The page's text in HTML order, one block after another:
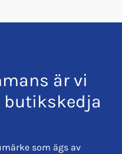
är vi
butikskedja
som ägs av